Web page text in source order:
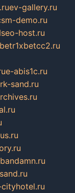
ev-gallery.ru
demo.ru
host.ru
e-abis1c.ru
sand.ru
bandamn.ru